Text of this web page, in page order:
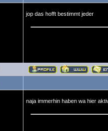
jop das hofft bestimmt jeder
naja immerhin haben wa hier